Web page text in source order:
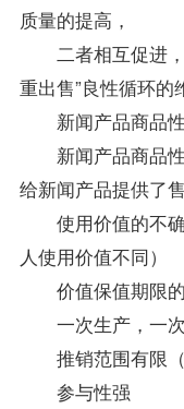
质量的提高，
二者相互促进，
重出售”良性循环的
新闻产品商品性
新闻产品商品性
给新闻产品提供了
使用价值的不确
人使用价值不同）
价值保值期限的
一次生产，一
推销范围有限（
参与性强